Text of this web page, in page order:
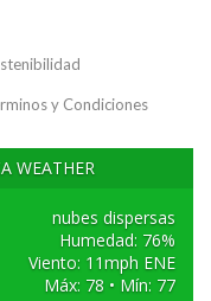
y Condiciones
WEATHER
nubes dispersas
Humedad: 76%
Viento: 11mph ENE
Máx: 78 • Mín: 77